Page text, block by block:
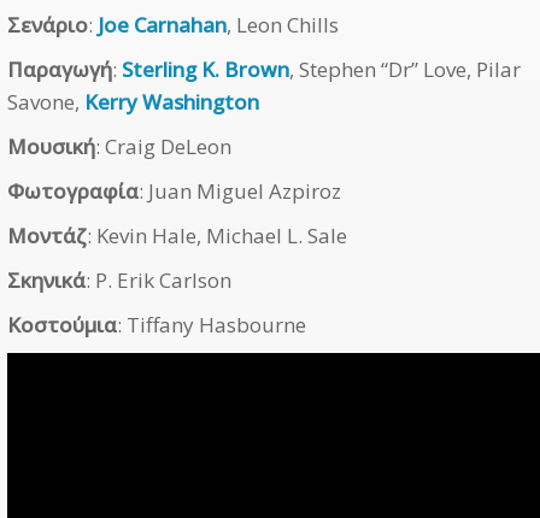
Σενάριο: Joe Carnahan, Leon Chills
Παραγωγή: Sterling K. Brown, Stephen “Dr” Love, Pilar
Savone, Kerry Washington
Μουσική: Craig DeLeon
Φωτογραφία: Juan Miguel Azpiroz
Μοντάζ: Kevin Hale, Michael L. Sale
Σκηνικά: P. Erik Carlson
Κοστούμια: Tiffany Hasbourne